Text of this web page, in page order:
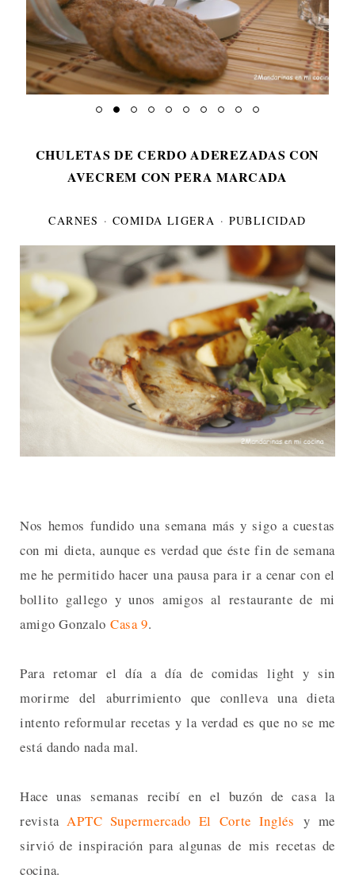
CHULETAS DE CERDO ADEREZADAS CON
AVECREM CON PERA MARCADA
CARNES ·COMIDA LIGERA · PUBLICIDAD
Nos hemos fundido una semana más y sigo a cuestas
con mi dieta, aunque es verdad que éste fin de semana
me he permitido hacer una pausa para ir a cenar con el
bollito gallego y unos amigos al restaurante de mi
amigo Gonzalo Casa 9.
Para retomar el día a día de comidas light y sin
morirme del aburrimiento que conlleva una dieta
intento reformular recetas y la verdad es que no se me
está dando nada mal.
Hace unas semanas recibí en el buzón de casa la
revista APTC Supermercado El Corte Inglés y me
sirvió de inspiración para algunas de mis recetas de
cocina.